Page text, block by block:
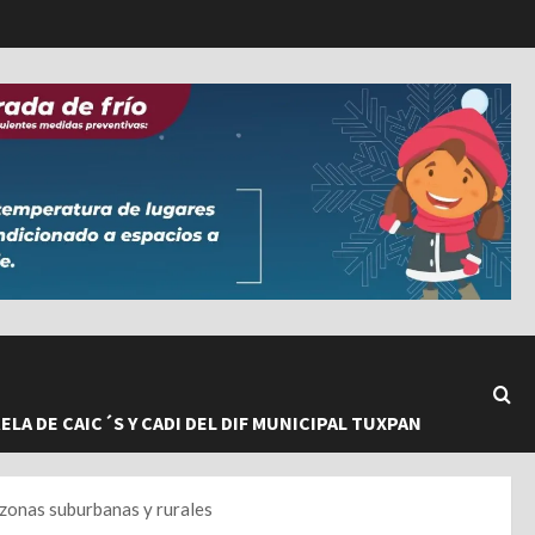
DE CAIC´S Y CADI DEL DIF MUNICIPAL TUXPAN
suburbanas y rurales